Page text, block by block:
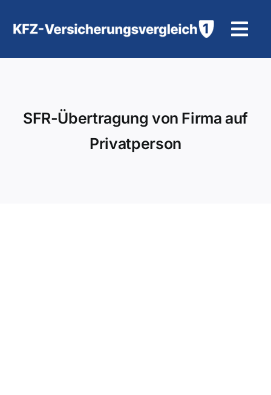
Inhalt
Hilfe und Kontakt
SFR-Übertragung von Firma auf
Privatperson